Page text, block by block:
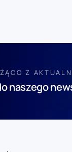
Z
naszego